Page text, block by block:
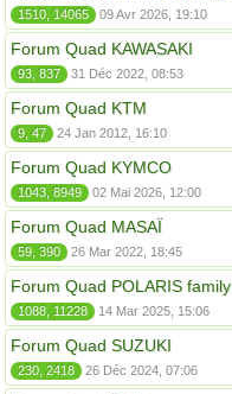
1510, 14065 09 Avr 2026, 19:10
Forum Quad KAWASAKI
93, 837 31 Déc 2022, 08:53
Forum Quad KTM
9, 47 24 Jan 2012, 16:10
Forum Quad KYMCO
1043, 8949 02 Mai 2026, 12:00
Forum Quad MASAÏ
59, 390 26 Mar 2022, 18:45
Forum Quad POLARIS family
1088, 11228 14 Mar 2025, 15:06
Forum Quad SUZUKI
230, 2418 26 Déc 2024, 07:06